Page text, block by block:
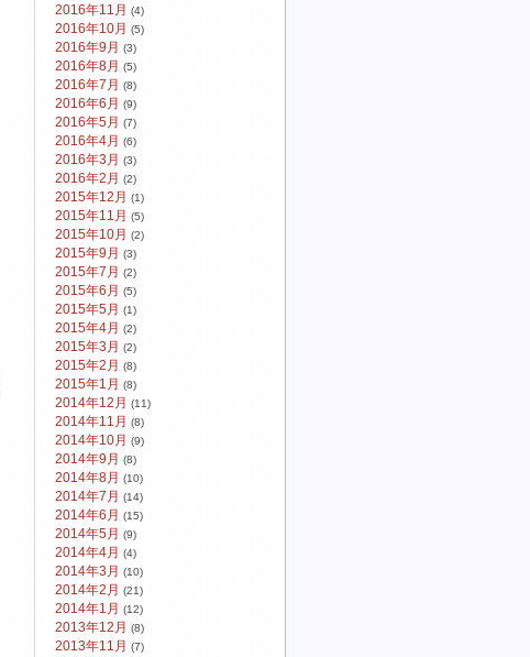
2016年11月 (4)
2016年10月 (5)
2016年9月 (3)
2016年8月 (5)
2016年7月 (8)
2016年6月 (9)
2016年5月 (7)
2016年4月 (6)
2016年3月 (3)
2016年2月 (2)
2015年12月 (1)
2015年11月 (5)
2015年10月 (2)
2015年9月 (3)
2015年7月 (2)
2015年6月 (5)
2015年5月 (1)
2015年4月 (2)
2015年3月 (2)
2015年2月 (8)
2015年1月 (8)
2014年12月 (11)
2014年11月 (8)
2014年10月 (9)
2014年9月 (8)
2014年8月 (10)
2014年7月 (14)
2014年6月 (15)
2014年5月 (9)
2014年4月 (4)
2014年3月 (10)
2014年2月 (21)
2014年1月 (12)
2013年12月 (8)
2013年11月 (7)